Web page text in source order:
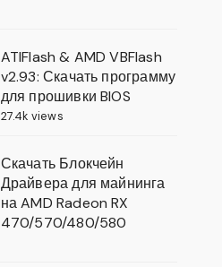
ATIFlash & AMD VBFlash
v2.93: Скачать программу
для прошивки BIOS
27.4k views
Скачать Блокчейн
Драйвера для майнинга
на AMD Radeon RX
470/570/480/580